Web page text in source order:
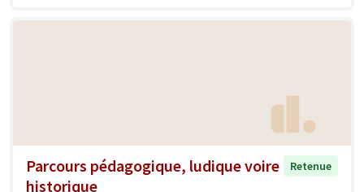
Parcours pédagogique, ludique voire
historique
Retenue